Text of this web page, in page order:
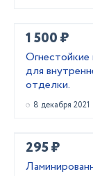
1 500 ₽
Огнестойкие
для
отделки.
8 декабря 2021
295 ₽